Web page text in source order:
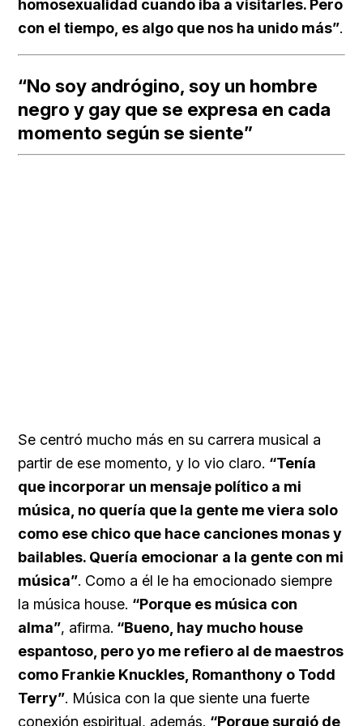
homosexualidad cuando iba a visitarles. Pero
con el tiempo, es algo que nos ha unido más”.
“No soy andrógino, soy un hombre
negro y gay que se expresa en cada
momento según se siente”
Se centró mucho más en su carrera musical a
partir de ese momento, y lo vio claro. “Tenía
que incorporar un mensaje político a mi
música, no quería que la gente me viera solo
como ese chico que hace canciones monas y
bailables. Quería emocionar a la gente con mi
música”. Como a él le ha emocionado siempre
la música house. “Porque es música con
alma”, afirma. “Bueno, hay mucho house
espantoso, pero yo me refiero al de maestros
como Frankie Knuckles, Romanthony o Todd
Terry”. Música con la que siente una fuerte
conexión espiritual, además. “Porque surgió de